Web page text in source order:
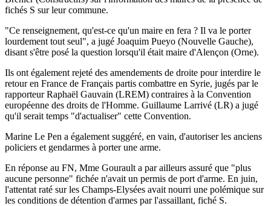
fichés S sur leur commune.
"Ce renseignement, qu'est-ce qu'un maire en fera ? Il va le porter
lourdement tout seul", a jugé Joaquim Pueyo (Nouvelle Gauche),
disant s'être posé la question lorsqu'il était maire d'Alençon (Orne).
Ils ont également rejeté des amendements de droite pour interdire le
retour en France de Français partis combattre en Syrie, jugés par le
rapporteur Raphaël Gauvain (LREM) contraires à la Convention
européenne des droits de l'Homme. Guillaume Larrivé (LR) a jugé
qu'il serait temps "d'actualiser" cette Convention.
Marine Le Pen a également suggéré, en vain, d'autoriser les anciens
policiers et gendarmes à porter une arme.
En réponse au FN, Mme Gourault a par ailleurs assuré que "plus
aucune personne" fichée n'avait un permis de port d'arme. En juin,
l'attentat raté sur les Champs-Elysées avait nourri une polémique sur
les conditions de détention d'armes par l'assaillant, fiché S.